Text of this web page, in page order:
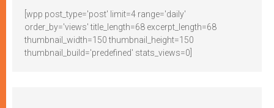
[wpp post_type='post' limit=4 range='daily'
order_by='views' title_length=68 excerpt_length=68
thumbnail_width=150 thumbnail_height=150
thumbnail_build='predefined' stats_views=0]